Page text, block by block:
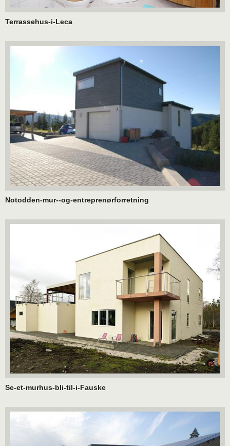
Terrassehus-i-Leca
Notodden-mur--og-entreprenørforretning
Se-et-murhus-bli-til-i-Fauske